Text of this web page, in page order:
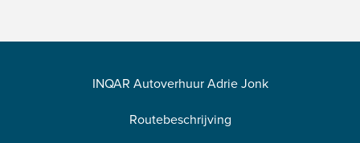
INQAR Autoverhuur Adrie Jonk
Routebeschrijving